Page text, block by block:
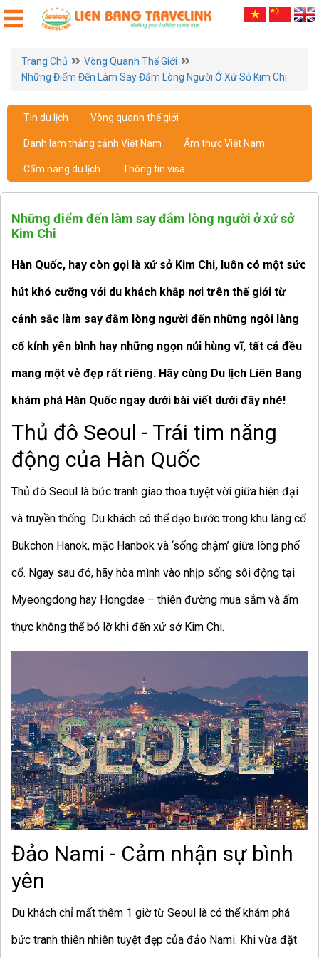
Trang Chủ
Vòng Quanh Thế Giới
Những Điểm Đến Làm Say Đắm Lòng Người Ở Xứ Sở Kim Chi
Tin du lịch Vòng quanh thế giới
Danh lam thắng cảnh Việt Nam Ẩm thực Việt Nam
Cẩm nang du lịch Thông tin visa
Những điểm đến làm say đắm lòng người ở xứ sở
Kim Chi
Hàn Quốc, hay còn gọi là xứ sở Kim Chi, luôn có một sức
hút khó cưỡng với du khách khắp nơi trên thế giới từ
cảnh sắc làm say đắm lòng người đến những ngôi làng
cổ kính yên bình hay những ngọn núi hùng vĩ, tất cả đều
mang một vẻ đẹp rất riêng. Hãy cùng Du lịch Liên Bang
khám phá Hàn Quốc ngay dưới bài viết dưới đây nhé!
Thủ đô Seoul - Trái tim năng
động của Hàn Quốc
Thủ đô Seoul là bức tranh giao thoa tuyệt vời giữa hiện đại
và truyền thống. Du khách có thể dạo bước trong khu làng cổ
Bukchon Hanok, mặc Hanbok và ‘sống chậm’ giữa lòng phố
cổ. Ngay sau đó, hãy hòa mình vào nhịp sống sôi động tại
Myeongdong hay Hongdae – thiên đường mua sắm và ẩm
thực không thể bỏ lỡ khi đến xứ sở Kim Chi.
Đảo Nami - Cảm nhận sự bình
yên
Du khách chỉ mất thêm 1 giờ từ Seoul là có thể khám phá
bức tranh thiên nhiên tuyệt đẹp của đảo Nami. Khi vừa đặt